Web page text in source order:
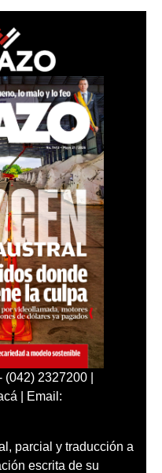
2327200 |
| Email:
parcial y traducción a
escrita de su